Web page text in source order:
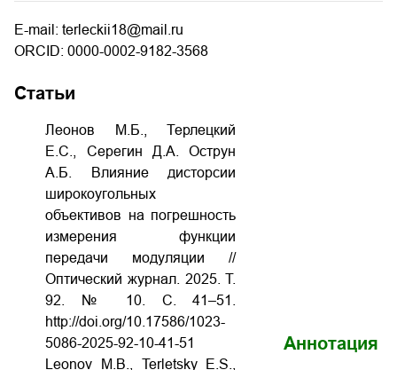
E-mail: terleckii18@mail.ru
ORCID: 0000-0002-9182-3568
Статьи
Леонов М.Б., Терлецкий
Е.С., Серегин Д.А. Острун
А.Б. Влияние дисторсии
широкоугольных
объективов на погрешность
измерения функции
передачи модуляции //
Оптический журнал. 2025. Т.
92. № 10. С. 41–51.
http://doi.org/10.17586/1023-
5086-2025-92-10-41-51
Leonov M.B., Terletsky E.S.,
Аннотация